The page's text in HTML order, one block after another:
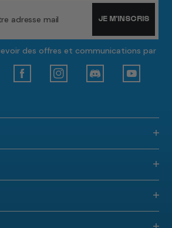
adresse mail JE M'INSCRIS
des offres et communications par